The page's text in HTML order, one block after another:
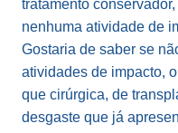
tratamento
nenhuma atividade de
Gostaria de saber se
atividades de impacto,
que cirúrgica, de
desgaste que já